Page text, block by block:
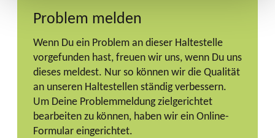
Problem melden
Wenn Du ein Problem an dieser Haltestelle
vorgefunden hast, freuen wir uns, wenn Du uns
dieses meldest. Nur so können wir die Qualität
an unseren Haltestellen ständig verbessern.
Um Deine Problemmeldung zielgerichtet
bearbeiten zu können, haben wir ein Online-
Formular eingerichtet.